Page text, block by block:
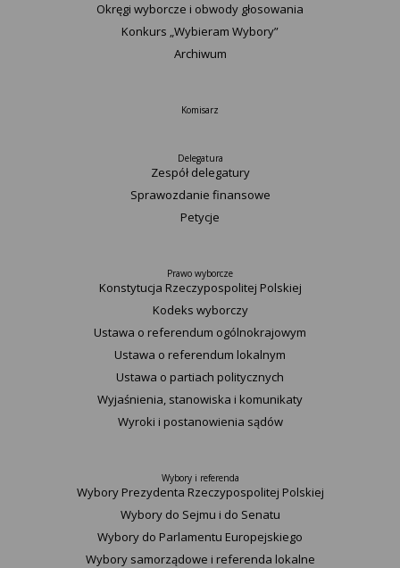
Okręgi wyborcze i obwody głosowania
Konkurs „Wybieram Wybory”
Archiwum
Komisarz
Delegatura
Zespół delegatury
Sprawozdanie finansowe
Petycje
Prawo wyborcze
Konstytucja Rzeczypospolitej Polskiej​
Kodeks wyborczy
Ustawa o referendum ogólnokrajowym
Ustawa o referendum lokalnym
Ustawa o partiach politycznych
Wyjaśnienia, stanowiska i komunikaty
Wyroki i postanowienia sądów
Wybory i referenda
Wybory Prezydenta Rzeczypospolitej Polskiej
Wybory do Sejmu i do Senatu
Wybory do Parlamentu Europejskiego
Wybory samorządowe i referenda lokalne